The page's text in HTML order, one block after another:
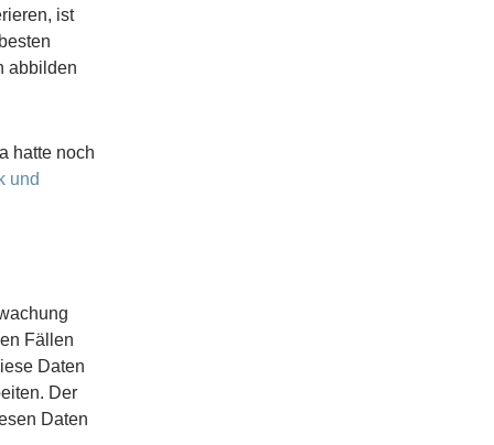
ist
abbilden
hatte noch
und
Fällen
Daten
Der
Daten